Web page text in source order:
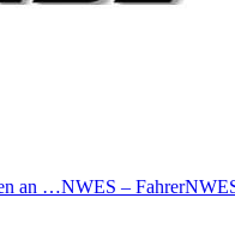
an …NWES – Fahrer